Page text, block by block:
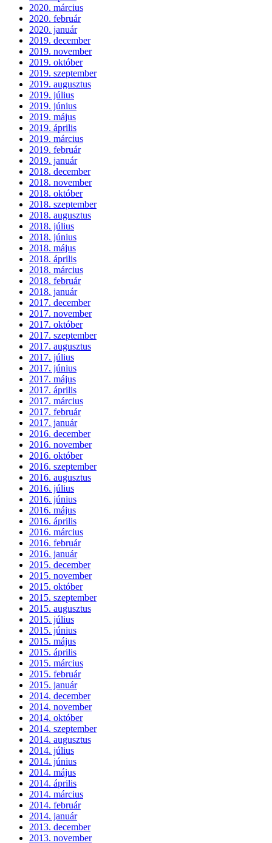
2020. március
2020. február
2020. január
2019. december
2019. november
2019. október
2019. szeptember
2019. augusztus
2019. július
2019. június
2019. május
2019. április
2019. március
2019. február
2019. január
2018. december
2018. november
2018. október
2018. szeptember
2018. augusztus
2018. július
2018. június
2018. május
2018. április
2018. március
2018. február
2018. január
2017. december
2017. november
2017. október
2017. szeptember
2017. augusztus
2017. július
2017. június
2017. május
2017. április
2017. március
2017. február
2017. január
2016. december
2016. november
2016. október
2016. szeptember
2016. augusztus
2016. július
2016. június
2016. május
2016. április
2016. március
2016. február
2016. január
2015. december
2015. november
2015. október
2015. szeptember
2015. augusztus
2015. július
2015. június
2015. május
2015. április
2015. március
2015. február
2015. január
2014. december
2014. november
2014. október
2014. szeptember
2014. augusztus
2014. július
2014. június
2014. május
2014. április
2014. március
2014. február
2014. január
2013. december
2013. november